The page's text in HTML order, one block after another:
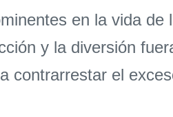
en la vida
y la diversión
contrarrestar el